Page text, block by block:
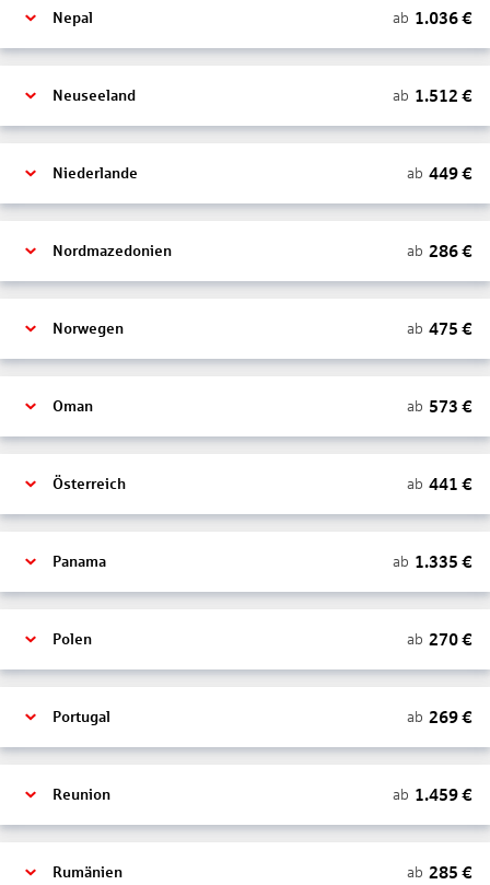
Nepal ab 1.036€
Neuseeland ab 1.512 €
Niederlande ab 449€
Nordmazedonien ab 286€
Norwegen ab 475 €
Oman ab 573 €
Österreich ab 441 €
Panama ab 1.335 €
Polen ab 270€
Portugal ab 269€
Reunion ab 1.459€
Rumänien ab 285 €